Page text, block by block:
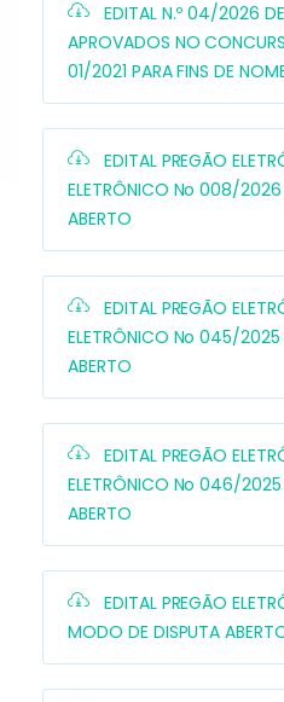
EDITAL N.º 04/2026
APROVADOS NO
01/2021 PARA FINS DE
EDITAL PREGÃO
ELETRÔNICO No 008/
ABERTO
EDITAL PREGÃO
ELETRÔNICO No 045/2025
ABERTO
EDITAL PREGÃO
ELETRÔNICO No 046/
ABERTO
EDITAL PREGÃO
MODO DE DISPUTA